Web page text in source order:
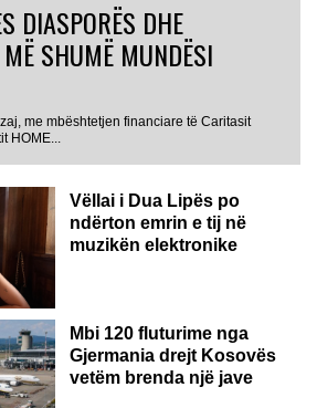
DIASPORËS DHE
SHUMË MUNDËSI
me mbështetjen financiare të Caritasit
HOME...
Vëllai i Dua Lipës po
ndërton emrin e tij në
muzikën elektronike
Mbi 120 fluturime nga
Gjermania drejt Kosovës
vetëm brenda një jave